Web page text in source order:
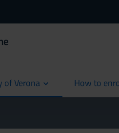
of Verona How to